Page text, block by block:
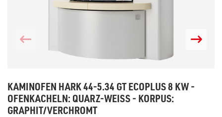
KAMINOFEN HARK 44-5.34 GT ECOPLUS 8 KW -
OFENKACHELN: QUARZ-WEISS - KORPUS: G
RAPHIT/VERCHROMT